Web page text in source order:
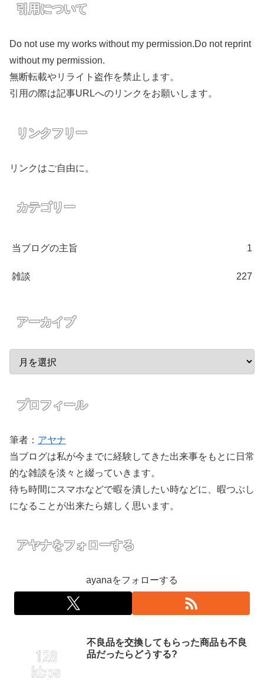
引用について
Do not use my works without my permission.Do not reprint
without my permission.
無断転載やリライト盗作を禁止します。
引用の際は記事URLへのリンクをお願いします。
リンクフリー
リンクはご自由に。
カテゴリー
当ブログの主旨 1
雑談 227
アーカイブ
プロフィール
筆者： アヤナ
当ブログは私が今までに経験してきた出来事をもとに日常
的な雑談を淡々と綴っていきます。
待ち時間にスマホなどで暇を潰したい時などに、暇つぶし
になることが出来たら嬉しく思います。
アヤナをフォローする
ayanaをフォローする
不良品を交換してもらった商品も不良
品だったらどうする?